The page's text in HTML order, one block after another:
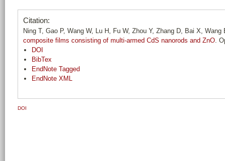
Citation:
Ning T, Gao P, Wang W, Lu H, Fu W, Zhou Y, Zhang D, Bai X,
composite films consisting of multi-armed CdS nanorods and ZnO.
DOI
BibTex
EndNote Tagged
EndNote XML
DOI